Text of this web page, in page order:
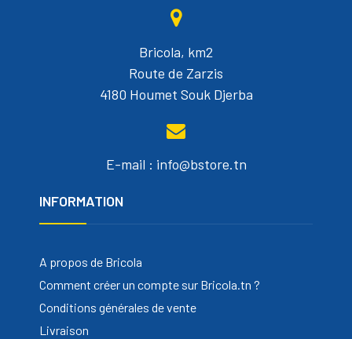
Bricola, km2
Route de Zarzis
4180 Houmet Souk Djerba
E-mail : info@bstore.tn
INFORMATION
A propos de Bricola
Comment créer un compte sur Bricola.tn ?
Conditions générales de vente
Livraison